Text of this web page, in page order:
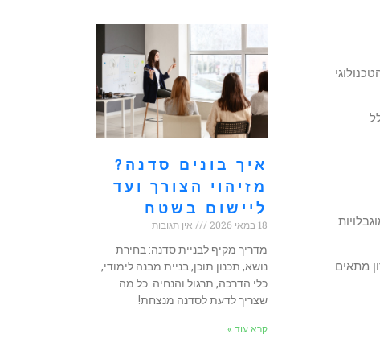
מתאים
איך בונים סדנה?
מזיהוי הצורך ועד
ליישום בשטח
18 במאי 2026
אין תגובות
מדריך מקיף לבניית סדנה: בחירת
נושא, תכנון תוכן, בניית מבנה לימודי,
כלי הדרכה, תרגול והנחיה. כל מה
שצריך לדעת לסדנה מנצחת!
קרא עוד »